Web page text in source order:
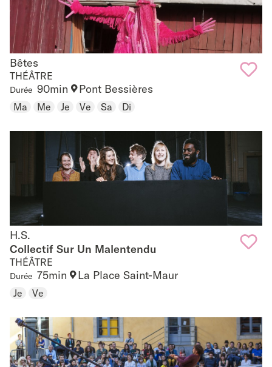
Bêtes
Bêtes
THÉÂTRE
Durée 90min Pont Bessières
Ma Me Je Ve Sa Di
H.S.
H.S.
Collectif Sur Un Malentendu
THÉÂTRE
Durée 75min La Place Saint-Maur
Je Ve